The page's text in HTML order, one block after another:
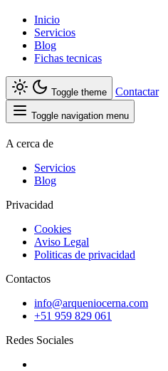
Inicio
Servicios
Blog
Fichas tecnicas
Toggle theme Contactar
Toggle navigation menu
A cerca de
Servicios
Blog
Privacidad
Cookies
Aviso Legal
Politicas de privacidad
Contactos
info@arqueniocerna.com
+51 959 829 061
Redes Sociales